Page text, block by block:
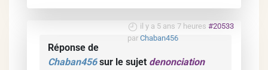
il y a 5 ans 7 heures #20533
par Chaban456
Réponse de
Chaban456sur le sujet denonciation